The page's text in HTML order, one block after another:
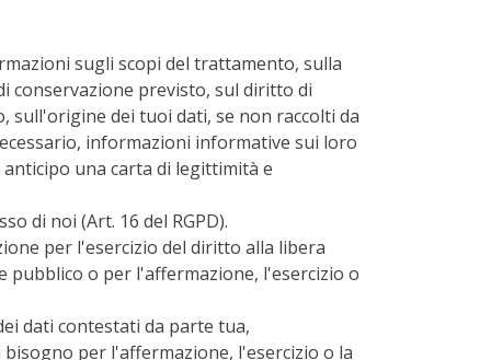
sugli scopi del trattamento, sulla
conservazione previsto, sul diritto di
sull'origine dei tuoi dati, se non raccolti da
informazioni informative sui loro
una carta di legittimità e
di noi (Art. 16 del RGPD).
per l'esercizio del diritto alla libera
o per l'affermazione, l'esercizio o
dati contestati da parte tua,
per l'affermazione, l'esercizio o la